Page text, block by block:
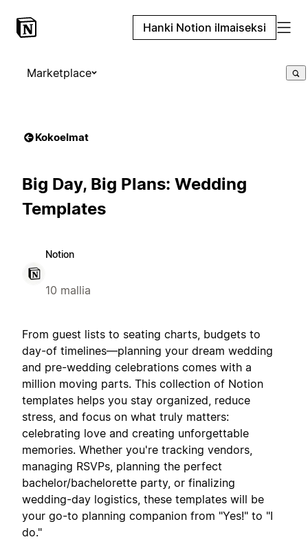
Hanki Notion ilmaiseksi
Marketplace
Kokoelmat
Big Day, Big Plans: Wedding
Templates
Notion
10 mallia
From guest lists to seating charts, budgets to
day-of timelines—planning your dream wedding
and pre-wedding celebrations comes with a
million moving parts. This collection of Notion
templates helps you stay organized, reduce
stress, and focus on what truly matters:
celebrating love and creating unforgettable
memories. Whether you're tracking vendors,
managing RSVPs, planning the perfect
bachelor/bachelorette party, or finalizing
wedding-day logistics, these templates will be
your go-to planning companion from "Yes!" to "I
do."